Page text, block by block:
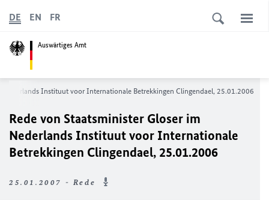
Auswärtiges Amt
DE EN FR
Nederlands Instituut voor Internationale Betrekkingen Clingendael, 25.01.2006
Rede von Staatsminister Gloser im
Nederlands Instituut voor Internationale
Betrekkingen Clingendael, 25.01.2006
25.01.2007 - Rede